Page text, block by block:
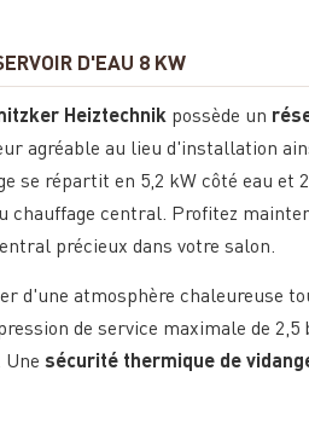
D'EAU 8 KW
Heiztechnik possède un
agréable au lieu d'installation
se répartit en 5,2 kW côté eau et
chauffage central. Profitez
précieux dans votre salon.
d'une atmosphère chaleureuse
de service maximale de 2,5
Unesécurité thermique de